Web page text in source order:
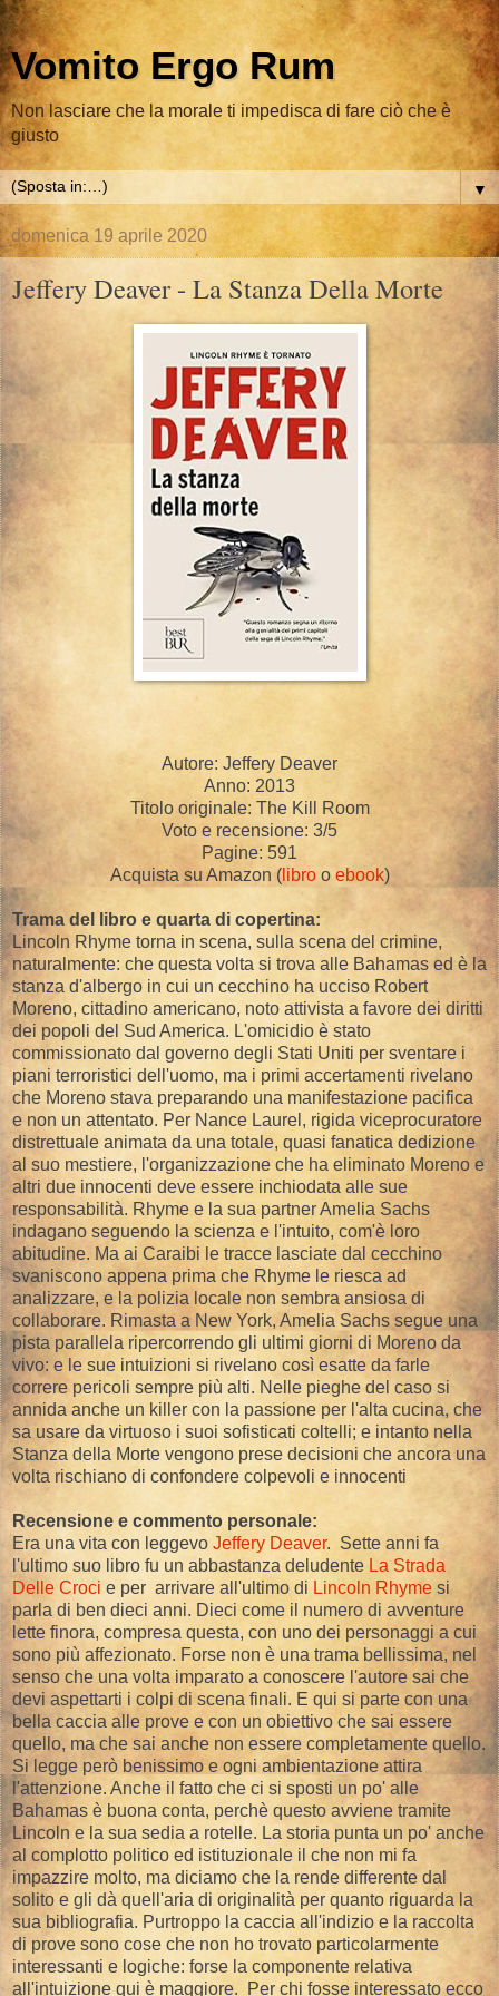
Vomito Ergo Rum
Non lasciare che la morale ti impedisca di fare ciò che è
giusto
▼
domenica 19 aprile 2020
Jeffery Deaver - La Stanza Della Morte
Autore: Jeffery Deaver
Anno: 2013
Titolo originale: The Kill Room
Voto e recensione: 3/5
Pagine: 591
Acquista su Amazon (libroo ebook)
Trama del libro e quarta di copertina:
Lincoln Rhyme torna in scena, sulla scena del crimine,
naturalmente: che questa volta si trova alle Bahamas ed è la
stanza d'albergo in cui un cecchino ha ucciso Robert
Moreno, cittadino americano, noto attivista a favore dei diritti
dei popoli del Sud America. L'omicidio è stato
commissionato dal governo degli Stati Uniti per sventare i
piani terroristici dell'uomo, ma i primi accertamenti rivelano
che Moreno stava preparando una manifestazione pacifica
e non un attentato. Per Nance Laurel, rigida viceprocuratore
distrettuale animata da una totale, quasi fanatica dedizione
al suo mestiere, l'organizzazione che ha eliminato Moreno e
altri due innocenti deve essere inchiodata alle sue
responsabilità. Rhyme e la sua partner Amelia Sachs
indagano seguendo la scienza e l'intuito, com'è loro
abitudine. Ma ai Caraibi le tracce lasciate dal cecchino
svaniscono appena prima che Rhyme le riesca ad
analizzare, e la polizia locale non sembra ansiosa di
collaborare. Rimasta a New York, Amelia Sachs segue una
pista parallela ripercorrendo gli ultimi giorni di Moreno da
vivo: e le sue intuizioni si rivelano così esatte da farle
correre pericoli sempre più alti. Nelle pieghe del caso si
annida anche un killer con la passione per l'alta cucina, che
sa usare da virtuoso i suoi sofisticati coltelli; e intanto nella
Stanza della Morte vengono prese decisioni che ancora una
volta rischiano di confondere colpevoli e innocenti
Recensione e commento personale:
Era una vita con leggevo Jeffery Deaver. Sette anni fa
l'ultimo suo libro fu un abbastanza deludente La Strada
Delle Croci e per arrivare all'ultimo di Lincoln Rhyme si
parla di ben dieci anni. Dieci come il numero di avventure
lette finora, compresa questa, con uno dei personaggi a cui
sono più affezionato. Forse non è una trama bellissima, nel
senso che una volta imparato a conoscere l'autore sai che
devi aspettarti i colpi di scena finali. E qui si parte con una
bella caccia alle prove e con un obiettivo che sai essere
quello, ma che sai anche non essere completamente quello.
Si legge però benissimo e ogni ambientazione attira
l'attenzione. Anche il fatto che ci si sposti un po' alle
Bahamas è buona conta, perchè questo avviene tramite
Lincoln e la sua sedia a rotelle. La storia punta un po' anche
al complotto politico ed istituzionale il che non mi fa
impazzire molto, ma diciamo che la rende differente dal
solito e gli dà quell'aria di originalità per quanto riguarda la
sua bibliografia. Purtroppo la caccia all'indizio e la raccolta
di prove sono cose che non ho trovato particolarmente
interessanti e logiche: forse la componente relativa
all'intuizione qui è maggiore. Per chi fosse interessato ecco